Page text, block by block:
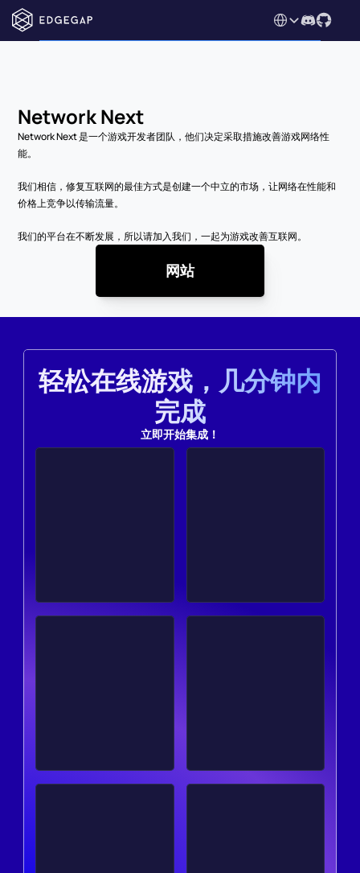
Select Language
Network Next
Network Next 是一个游戏开发者团队，他们决定采取措施改善游戏网络性
能。
我们相信，修复互联网的最佳方式是创建一个中立的市场，让网络在性能和
价格上竞争以传输流量。
我们的平台在不断发展，所以请加入我们，一起为游戏改善互联网。
网站
轻松在线游戏，几分钟内
完成
立即开始集成！